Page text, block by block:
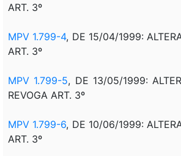
ART. 3º
MPV 1.799-4, DE 15/04/1999:
ART. 3º
MPV 1.799-5, DE 13/05/1999:
REVOGA ART. 3º
MPV 1.799-6, DE 10/06/1999:
ART. 3º